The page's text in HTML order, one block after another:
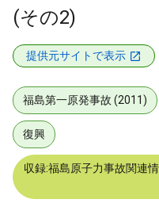
(その2)
提供元サイトで表示
福島第一原発事故 (2011)
復興
収録:福島原子力事故関連